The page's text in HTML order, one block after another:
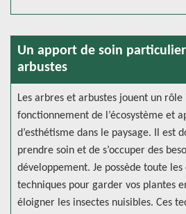
Un apport de soin
arbustes
Les arbres et arbustes jouent un
fonctionnement de l’écosystème et
d’esthétisme dans le paysage. Il est
prendre soin et de s’occuper des
développement. Je possède toute
techniques pour garder vos plantes
éloigner les insectes nuisibles. Ces